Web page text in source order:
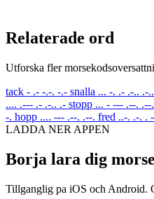
Relaterade ord
Utforska fler
tack - .- -.-. -.- snalla ... -. .- .-.. .-..
.... .--- .- .-.. .- stopp ... - --- .--. .--.
-. hopp .... --- .--. .--. fred ..-. .-. .
LADDA NER APPEN
Borja lara dig
Tillganglig pa iOS och Android.